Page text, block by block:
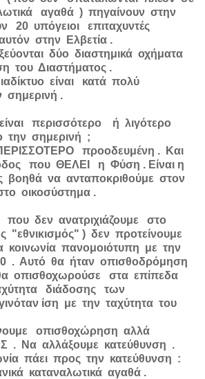
αγαθά ) πηγαίνουν στην
20 υπόγειοι επιταχυντές
στην Ελβετία .
δύο διαστημικά οχήματα
του Διαστήματος .
είναι κατά πολύ
σημερινή .
περισσότερο ή λιγότερο
την σημερινή ;
προοδευμένη . Και
που ΘΕΛΕΙ η Φύση . Είναι η
να ανταποκριθούμε στον
οικοσύστημα .
που δεν ανατριχιάζουμε στο
"εθνικισμός" ) δεν προτείνουμε
κοινωνία πανομοιότυπη με την
. Αυτό θα ήταν οπισθοδρόμηση
οπισθοχωρούσε στα επίπεδα
διάδοσης των
ίση με την ταχύτητα του
οπισθοχώρηση αλλά
Να αλλάξουμε κατεύθυνση .
πάει προς την κατεύθυνση :
καταναλωτικά αγαθά .